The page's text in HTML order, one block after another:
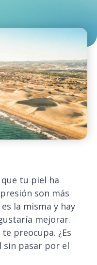
tu piel ha
son más
la misma y hay
mejorar.
preocupa. ¿Es
sin pasar por el